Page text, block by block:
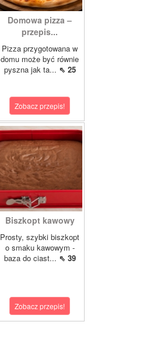
Domowa pizza –
przepis...
Pizza przygotowana w
domu może być równie
pyszna jak ta... ⇖ 25
Zobacz przepis!
Biszkopt kawowy
Prosty, szybki biszkopt
o smaku kawowym -
baza do ciast... ⇖ 39
Zobacz przepis!